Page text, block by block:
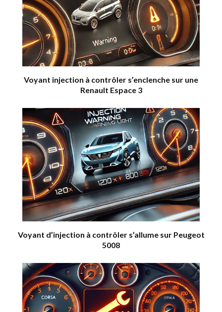
Voyant injection à contrôler s’enclenche sur une
Renault Espace 3
Voyant d’injection à contrôler s’allume sur Peugeot
5008